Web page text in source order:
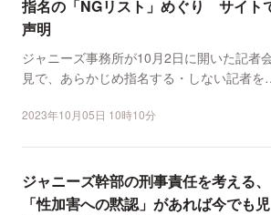
指名の「NGリスト」めぐり サイト
声明
ジャニーズ事務所が10月2日に開いた記者
見で、あらかじめ指名する・しない記者を
2023年10月05日 10時10分
ジャニーズ幹部の刑事責任を考える、
「性加害への黙認」があれば今でも児